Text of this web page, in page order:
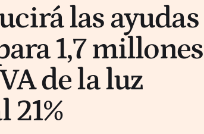
las ayudas
1,7 millones
de la luz
21%